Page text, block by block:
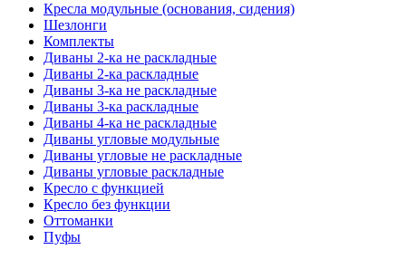
Кресла модульные (основания, сидения)
Шезлонги
Комплекты
Диваны 2-ка не раскладные
Диваны 2-ка раскладные
Диваны 3-ка не раскладные
Диваны 3-ка раскладные
Диваны 4-ка не раскладные
Диваны угловые модульные
Диваны угловые не раскладные
Диваны угловые раскладные
Кресло с функцией
Кресло без функции
Оттоманки
Пуфы